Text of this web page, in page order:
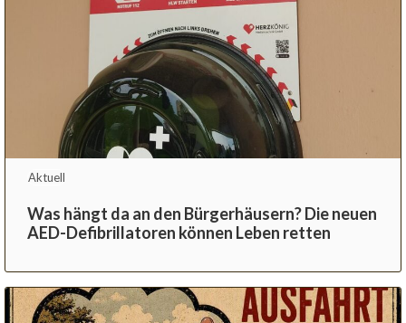
Aktuell
Was hängt da an den Bürgerhäusern? Die neuen
AED-Defibrillatoren können Leben retten